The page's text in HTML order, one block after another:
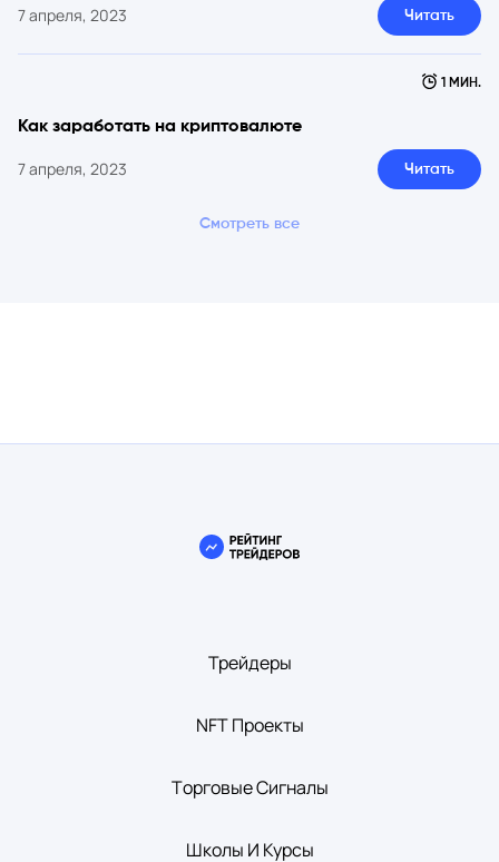
7 апреля, 2023 Читать
1 МИН.
Как заработать на криптовалюте
7 апреля, 2023 Читать
Смотреть все
Трейдеры
NFT Проекты
Tорговые Сигналы
Школы И Курсы